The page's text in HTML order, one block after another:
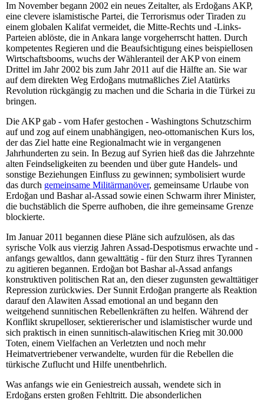
Im November begann 2002 ein neues Zeitalter, als Erdoğans AKP,
eine clevere islamistische Partei, die Terrorismus oder Tiraden zu
einem globalen Kalifat vermeidet, die Mitte-Rechts und -Links-
Parteien ablöste, die in Ankara lange vorgeherrscht hatten. Durch
kompetentes Regieren und die Beaufsichtigung eines beispiellosen
Wirtschaftsbooms, wuchs der Wähleranteil der AKP von einem
Drittel im Jahr 2002 bis zum Jahr 2011 auf die Hälfte an. Sie war
auf dem direkten Weg Erdoğans mutmaßliches Ziel Atatürks
Revolution rückgängig zu machen und die Scharia in die Türkei zu
bringen.
Die AKP gab - vom Hafer gestochen - Washingtons Schutzschirm
auf und zog auf einem unabhängigen, neo-ottomanischen Kurs los,
der das Ziel hatte eine Regionalmacht wie in vergangenen
Jahrhunderten zu sein. In Bezug auf Syrien hieß das die Jahrzehnte
alten Feindseligkeiten zu beenden und über gute Handels- und
sonstige Beziehungen Einfluss zu gewinnen; symbolisiert wurde
das durch gemeinsame Militärmanöver, gemeinsame Urlaube von
Erdoğan und Bashar al-Assad sowie einen Schwarm ihrer Minister,
die buchstäblich die Sperre aufhoben, die ihre gemeinsame Grenze
blockierte.
Im Januar 2011 begannen diese Pläne sich aufzulösen, als das
syrische Volk aus vierzig Jahren Assad-Despotismus erwachte und -
anfangs gewaltlos, dann gewalttätig - für den Sturz ihres Tyrannen
zu agitieren begannen. Erdoğan bot Bashar al-Assad anfangs
konstruktiven politischen Rat an, den dieser zugunsten gewalttätiger
Repression zurückwies. Der Sunnit Erdoğan prangerte als Reaktion
darauf den Alawiten Assad emotional an und begann den
weitgehend sunnitischen Rebellenkräften zu helfen. Während der
Konflikt skrupelloser, sektiererischer und islamistischer wurde und
sich praktisch in einen sunnitisch-alawitischen Krieg mit 30.000
Toten, einem Vielfachen an Verletzten und noch mehr
Heimatvertriebener verwandelte, wurden für die Rebellen die
türkische Zuflucht und Hilfe unentbehrlich.
Was anfangs wie ein Geniestreich aussah, wendete sich in
Erdoğans ersten großen Fehltritt. Die absonderlichen